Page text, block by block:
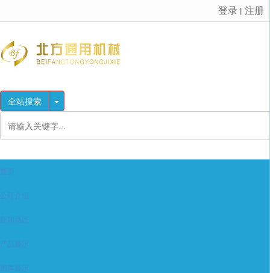
很遗憾，因您的浏览器版本过低导致无法获得最佳浏览体验，推荐下载安装谷歌浏览器！
登录 丨 注册
全站搜索
首页
公司介绍
新闻动态
产品展示
图库展示